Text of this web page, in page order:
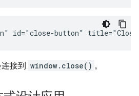
接到 window.close() 。